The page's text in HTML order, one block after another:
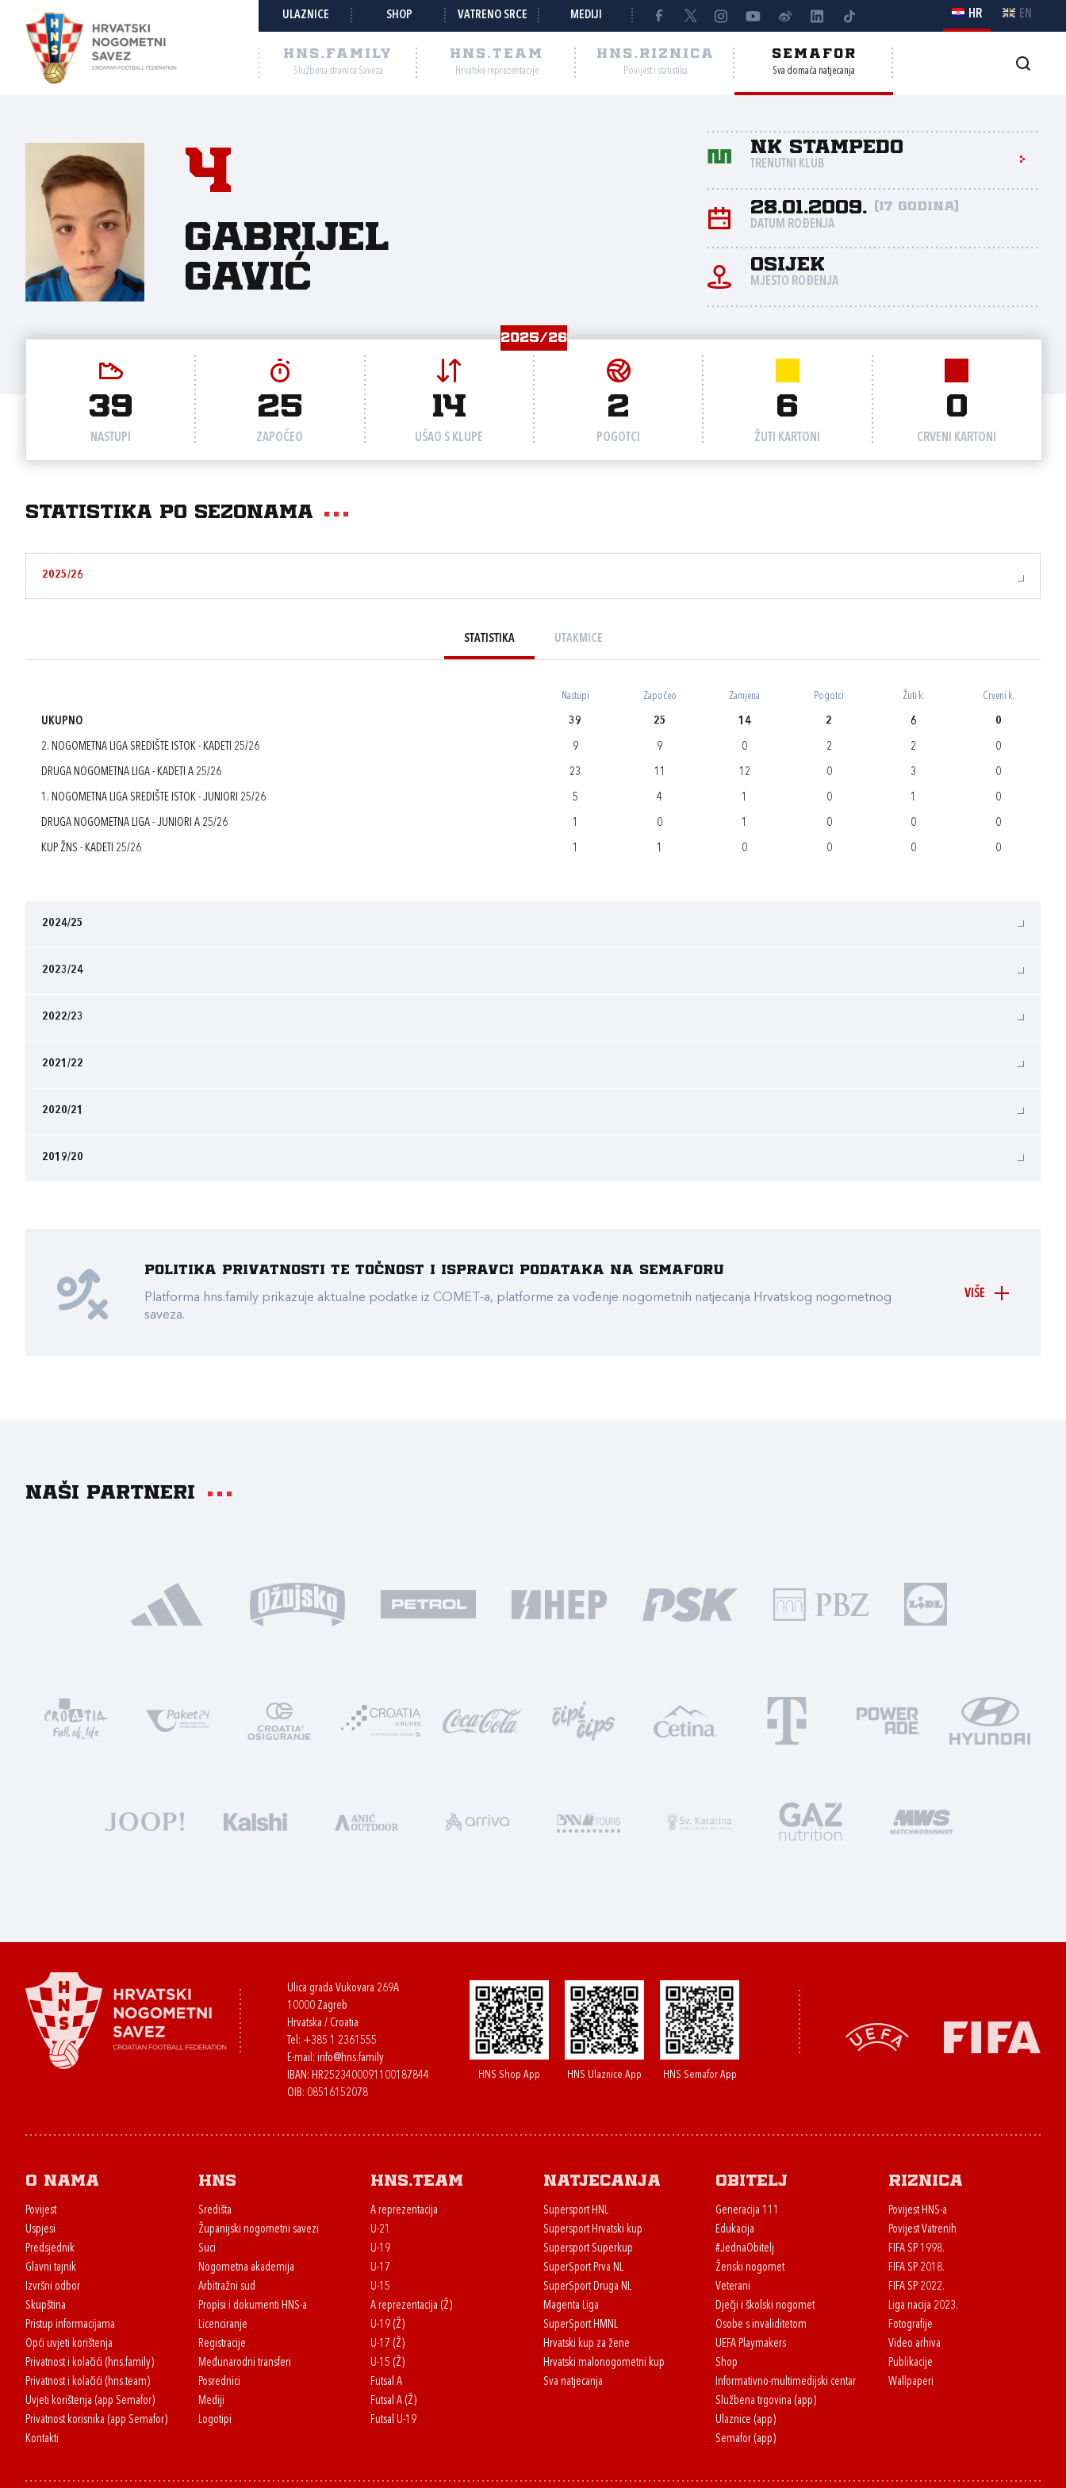
ULAZNICE SHOP VATRENO SRCE MEDIJI HR EN
HNS.FAMILY
Službena stranica Saveza
HNS.TEAM
Hrvatske reprezentacije
HNS.RIZNICA
Povijest i statistika
SEMAFOR
Sva domaća natjecanja
4
Gabrijel
Gavić
NK Stampedo
TRENUTNI KLUB
28.01.2009. (17 godina)
DATUM ROĐENJA
Osijek
MJESTO ROĐENJA
2025/26
39
NASTUPI
25
ZAPOČEO
14
UŠAO S KLUPE
2
POGOTCI
6
ŽUTI KARTONI
0
CRVENI KARTONI
Statistika po sezonama
2025/26
STATISTIKA UTAKMICE
Nastupi Započeo Zamjena Pogotci Žuti k. Crveni k.
UKUPNO 39 25 14 2 6 0
2. NOGOMETNA LIGA SREDIŠTE ISTOK - KADETI 25/26 9 9 0 2 2 0
DRUGA NOGOMETNA LIGA - KADETI A 25/26 23 11 12 0 3 0
1. NOGOMETNA LIGA SREDIŠTE ISTOK - JUNIORI 25/26 5 4 1 0 1 0
DRUGA NOGOMETNA LIGA - JUNIORI A 25/26 1 0 1 0 0 0
KUP ŽNS - KADETI 25/26 1 1 0 0 0 0
2024/25
2023/24
2022/23
2021/22
2020/21
2019/20
VIŠE
Politika privatnosti te točnost i ispravci podataka na Semaforu
Platforma hns.family prikazuje aktualne podatke iz COMET-a, platforme za vođenje nogometnih natjecanja Hrvatskog nogometnog
saveza.
Naši partneri
Ulica grada Vukovara 269A
10000 Zagreb
Hrvatska / Croatia
Tel: +385 1 2361555
E-mail: info@hns.family
IBAN: HR2523400091100187844
OIB: 08516152078
HNS Shop App HNS Ulaznice App HNS Semafor App
O nama
Povijest
Uspjesi
Predsjednik
Glavni tajnik
Izvršni odbor
Skupština
Pristup informacijama
Opći uvjeti korištenja
Privatnost i kolačići (hns.family)
Privatnost i kolačići (hns.team)
Uvjeti korištenja (app Semafor)
Privatnost korisnika (app Semafor)
Kontakti
HNS
Središta
Županijski nogometni savezi
Suci
Nogometna akademija
Arbitražni sud
Propisi i dokumenti HNS-a
Licenciranje
Registracije
Međunarodni transferi
Posrednici
Mediji
Logotipi
HNS.team
A reprezentacija
U-21
U-19
U-17
U-15
A reprezentacija (Ž)
U-19 (Ž)
U-17 (Ž)
U-15 (Ž)
Futsal A
Futsal A (Ž)
Futsal U-19
Natjecanja
Supersport HNL
Supersport Hrvatski kup
Supersport Superkup
SuperSport Prva NL
SuperSport Druga NL
Magenta Liga
SuperSport HMNL
Hrvatski kup za žene
Hrvatski malonogometni kup
Sva natjecanja
Obitelj
Generacija 111
Edukacija
#JednaObitelj
Ženski nogomet
Veterani
Dječji i školski nogomet
Osobe s invaliditetom
UEFA Playmakers
Shop
Informativno-multimedijski centar
Službena trgovina (app)
Ulaznice (app)
Semafor (app)
Riznica
Povijest HNS-a
Povijest Vatrenih
FIFA SP 1998.
FIFA SP 2018.
FIFA SP 2022.
Liga nacija 2023.
Fotografije
Video arhiva
Publikacije
Wallpaperi